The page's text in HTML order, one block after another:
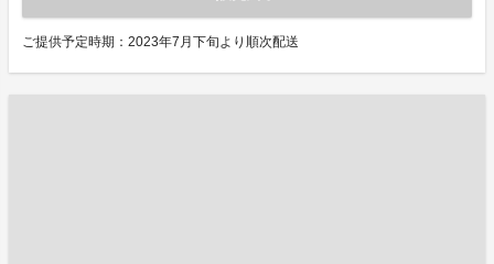
ご提供予定時期：2023年7月下旬より順次配送